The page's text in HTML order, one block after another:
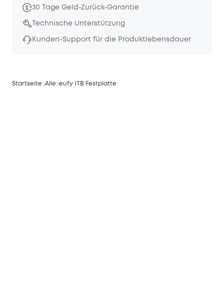
30 Tage Geld-Zurück-Garantie
Technische Unterstützung
Kunden-Support für die Produktlebensdauer
Startseite Alle eufy 1TB Festplatte